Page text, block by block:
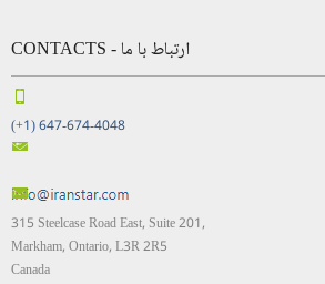
CONTACTS - ارتباط با ما
(+1) 647-674-4048
315 Steelcase Road East, Suite 201,
Markham, Ontario, L3R 2R5
Canada